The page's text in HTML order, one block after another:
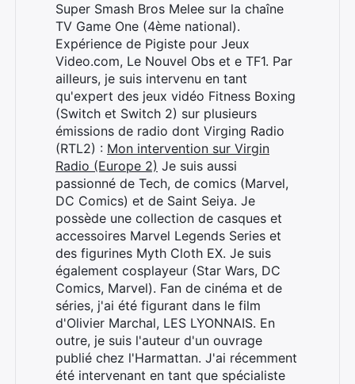
Super Smash Bros Melee sur la chaîne
TV Game One (4ème national).
Expérience de Pigiste pour Jeux
Video.com, Le Nouvel Obs et e TF1. Par
ailleurs, je suis intervenu en tant
qu'expert des jeux vidéo Fitness Boxing
(Switch et Switch 2) sur plusieurs
émissions de radio dont Virging Radio
(RTL2) : Mon intervention sur Virgin
Radio (Europe 2) Je suis aussi
passionné de Tech, de comics (Marvel,
DC Comics) et de Saint Seiya. Je
possède une collection de casques et
accessoires Marvel Legends Series et
des figurines Myth Cloth EX. Je suis
également cosplayeur (Star Wars, DC
Comics, Marvel). Fan de cinéma et de
séries, j'ai été figurant dans le film
d'Olivier Marchal, LES LYONNAIS. En
outre, je suis l'auteur d'un ouvrage
publié chez l'Harmattan. J'ai récemment
été intervenant en tant que spécialiste